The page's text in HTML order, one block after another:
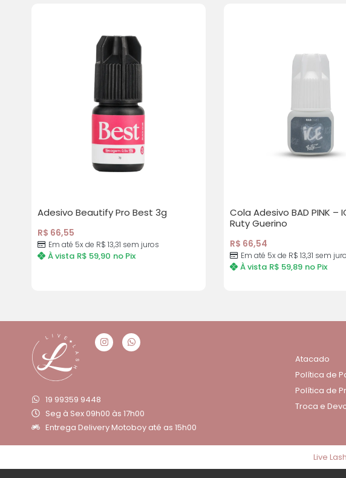
Adesivo Beautify Pro Best 3g
R$ 66,55
Em até 5x de R$ 13,31 sem juros
À vista R$ 59,90 no Pix
Cola Adesivo BAD PINK –
Ruty Guerino
R$ 66,54
Em até 5x de R$ 13,31 sem
À vista R$ 59,89 no Pix
19 99359 9448
Seg à Sex 09h00 às 17h00
Entrega Delivery Motoboy até as 15h00
Atacado
Política de
Política de
Troca e
Live